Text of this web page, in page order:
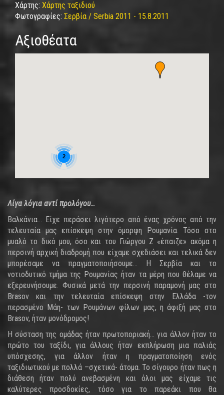
Χάρτης: Χάρτης ταξιδιού
Φωτογραφίες: Σερβία / Serbia 2011 - 15.8.2011
Αξιοθέατα
2
Λίγα λόγια αντί προλόγου…
Βαλκάνια… Είχε περάσει λιγότερο από ένας χρόνος από την
τελευταία μας επίσκεψη στην όμορφη Ρουμανία. Τόσο στο
μυαλό το δικό μου, όσο και του Γιώργου Z «έπαιζε» ακόμα η
περσινή αρχική διαδρομή που είχαμε σχεδιάσει και τελικά δεν
μπορέσαμε να πραγματοποιήσουμε… Η Σερβία και το
νοτιοδυτικό τμήμα της Ρουμανίας ήταν τα μέρη που θέλαμε να
εξερευνήσουμε. Φυσικά μετά την περσινή παραμονή μας στο
Brasov και την τελευταία επίσκεψη στην Ελλάδα -τον
περασμένο Μάη- των Ρουμάνων φίλων μας, η άφιξή μας στο
Brasov, ήταν μονόδρομος!
Η σύσταση της ομάδας ήταν πρωτοποριακή… για άλλον ήταν το
πρώτο του ταξίδι, για άλλους ήταν εκπλήρωση μια παλιάς
υπόσχεσης, για άλλον ήταν η πραγματοποίηση ενός
ταξιδιωτικού με πολλά –σχετικά- άτομα. Το σίγουρο ήταν πως η
διάθεση ήταν πολύ ανεβασμένη και όλοι μας είχαμε τις
καλύτερες προσδοκίες, τόσο για το παρεάκι που θα